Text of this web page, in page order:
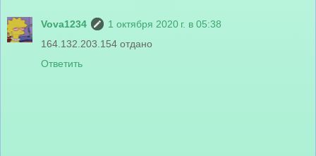
Vova1234
1 октября 2020 г. в 05:38
164.132.203.154 отдано
Ответить